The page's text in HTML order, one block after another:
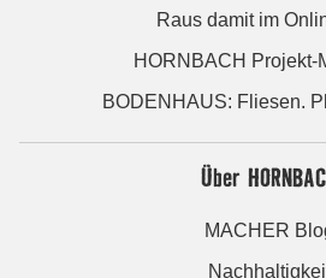
Raus damit im
HORNBACH Projekt-
BODENHAUS: Fliesen.
Über
MACHER